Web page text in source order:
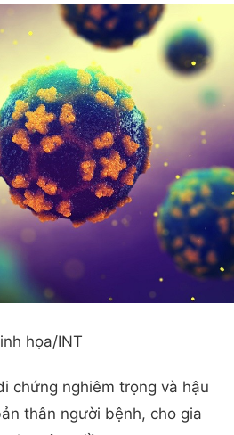
họa/INT
chứng nghiêm trọng và hậu
thân người bệnh, cho gia